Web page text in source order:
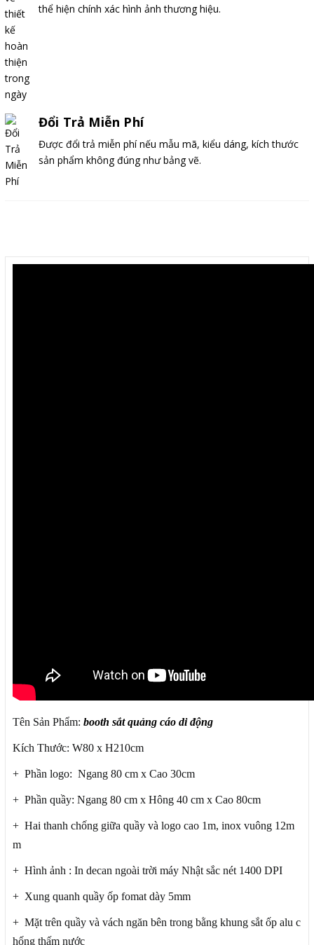
thể hiện chính xác hình ảnh thương hiệu.
Đổi Trả Miễn Phí
Được đổi trả miễn phí nếu mẫu mã, kiểu dáng, kích thước
sản phẩm không đúng như bảng vẽ.
Tên Sản Phẩm: booth sắt quảng cáo di động
Kích Thước: W80 x H210cm
+ Phần logo: Ngang 80 cm x Cao 30cm
+ Phần quầy: Ngang 80 cm x Hông 40 cm x Cao 80cm
+ Hai thanh chống giữa quầy và logo cao 1m, inox vuông 12m
m
+ Hình ảnh : In decan ngoài trời máy Nhật sắc nét 1400 DPI
+ Xung quanh quầy ốp fomat dày 5mm
+ Mặt trên quầy và vách ngăn bên trong bằng khung sắt ốp alu c
hống thấm nước